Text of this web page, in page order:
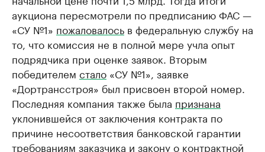
аукциона пересмотрели по предписанию ФАС —
«СУ №1» пожаловалось в федеральную службу на
то, что комиссия не в полной мере учла опыт
подрядчика при оценке заявок. Вторым
победителем стало «СУ №1», заявке
«Дортрансстроя» был присвоен второй номер.
Последняя компания также была признана
уклонившейся от заключения контракта по
причине несоответствия банковской гарантии
требованиям заказчика и закону о контрактной